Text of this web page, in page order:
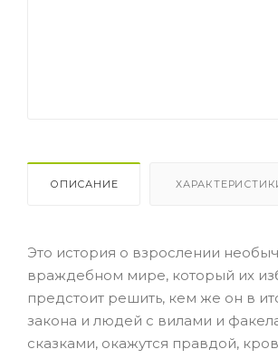
ОПИСАНИЕ
Это история о взрослении
враждебном мире, который их
предстоит решить, кем же он в
закона и людей с вилами и
сказками, окажутся правдой,